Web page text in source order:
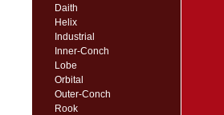
Daith
Helix
Industrial
Inner-Conch
Lobe
Orbital
Outer-Conch
Rook